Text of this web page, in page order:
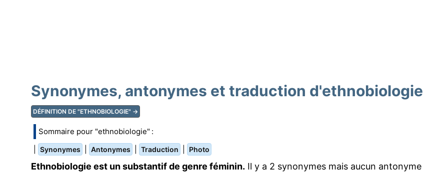
Synonymes, antonymes et traduction d'ethnobiologie
DÉFINITION DE "ETHNOBIOLOGIE" →
Sommaire pour "ethnobiologie" :
Synonymes Antonymes Traduction Photo
Ethnobiologie est un substantif de genre féminin. Il y a 2 synonymes mais aucun antonyme